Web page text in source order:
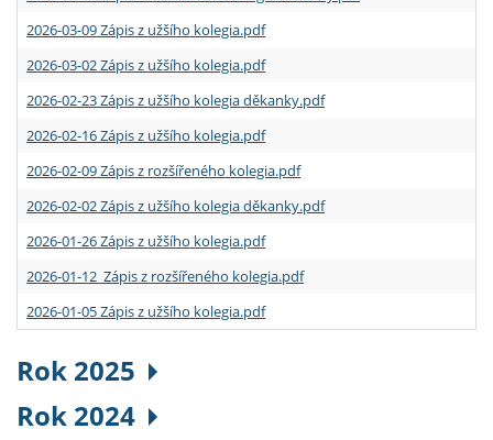
2026-03-09 Zápis z užšího kolegia.pdf
2026-03-02 Zápis z užšího kolegia.pdf
2026-02-23 Zápis z užšího kolegia děkanky.pdf
2026-02-16 Zápis z užšího kolegia.pdf
2026-02-09 Zápis z rozšířeného kolegia.pdf
2026-02-02 Zápis z užšího kolegia děkanky.pdf
2026-01-26 Zápis z užšího kolegia.pdf
2026-01-12 Zápis z rozšířeného kolegia.pdf
2026-01-05 Zápis z užšího kolegia.pdf
Rok 2025
Rok 2024